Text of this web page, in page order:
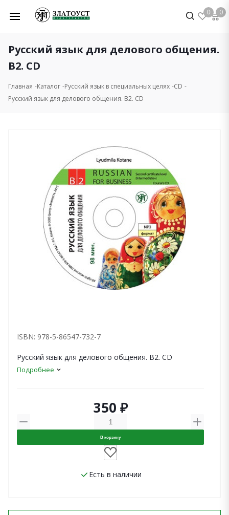
0 0
Русский язык для делового общения.
В2. CD
Главная Каталог Русский язык в специальных целях CD
Русский язык для делового общения. В2. CD
ISBN: 978-5-86547-732-7
Русский язык для делового общения. В2. CD
Подробнее
350 ₽
В корзину
Есть в наличии